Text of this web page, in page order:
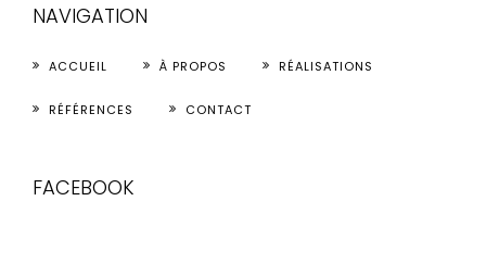
NAVIGATION
ACCUEIL À PROPOS RÉALISATIONS
RÉFÉRENCES CONTACT
FACEBOOK